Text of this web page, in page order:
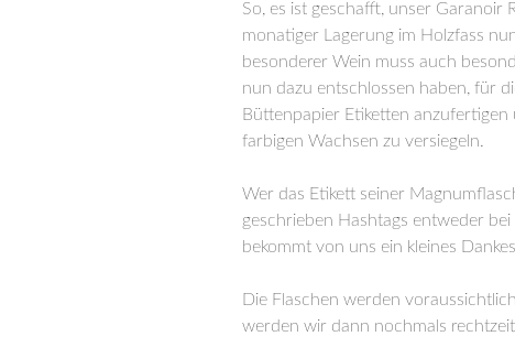
So, es ist geschafft, unser
monatiger Lagerung im Holzfass
besonderer Wein muss auch
nun dazu entschlossen haben, für
Büttenpapier Etiketten
farbigen Wachsen zu versiegeln.
Wer das Etikett seiner
geschrieben Hashtags entweder
bekommt von uns ein kleines
Die Flaschen werden
werden wir dann nochmals